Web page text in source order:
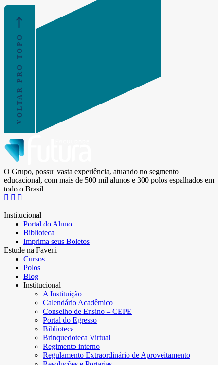
VOLTAR PRO TOPO
O Grupo, possui vasta experiência, atuando no segmento
educacional, com mais de 500 mil alunos e 300 polos espalhados em
todo o Brasil.
Institucional
Portal do Aluno
Biblioteca
Imprima seus Boletos
Estude na Faveni
Cursos
Polos
Blog
Institucional
A Instituição
Calendário Acadêmico
Conselho de Ensino – CEPE
Portal do Egresso
Biblioteca
Brinquedoteca Virtual
Regimento interno
Regulamento Extraordinário de Aproveitamento